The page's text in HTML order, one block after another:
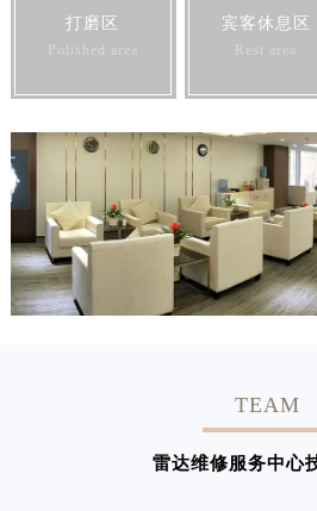
打磨区
Polished area
宾客休息区
Rest area
TEAM
雷达维修服务中心